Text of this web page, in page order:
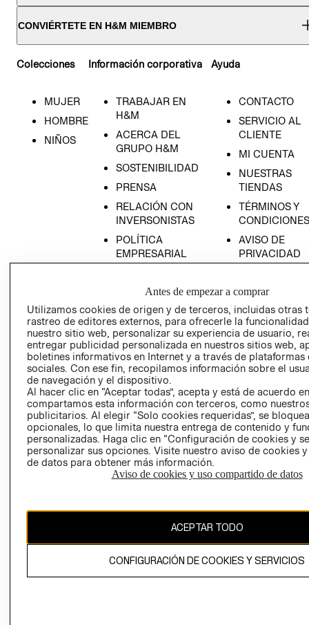
CONVIÉRTETE EN H&M MIEMBRO
Colecciones
MUJER
HOMBRE
NIÑOS
Información corporativa
TRABAJAR EN
H&M
ACERCA DEL
GRUPO H&M
SOSTENIBILIDAD
PRENSA
RELACIÓN CON
INVERSONISTAS
POLÍTICA
EMPRESARIAL
Ayuda
CONTACTO
SERVICIO AL
CLIENTE
MI CUENTA
NUESTRAS
TIENDAS
TÉRMINOS Y
CONDICIONES
AVISO DE
PRIVACIDAD
AVISO DE
COOKIES
LIBRO DE
Ecuador ($)
CAMBIAR REGIÓN
El contenido de esta página web está protegido por copyright y es
propiedad de H&M Hennes & Mauritz AB.
Antes de empezar a comprar
Utilizamos cookies de origen y de terceros, incluidas otras
rastreo de editores externos, para ofrecerle la
nuestro sitio web, personalizar su experiencia de usuario,
entregar publicidad personalizada en nuestros sitios web,
boletines informativos en Internet y a través de plataformas
sociales. Con ese fin, recopilamos información sobre el
de navegación y el dispositivo.
Al hacer clic en “Aceptar todas”, acepta y está de acuerdo
compartamos esta información con terceros, como
publicitarios. Al elegir “Solo cookies requeridas”, se
opcionales, lo que limita nuestra entrega de contenido y
personalizadas. Haga clic en “Configuración de cookies y
personalizar sus opciones. Visite nuestro aviso de cookies
de datos para obtener más información.
Aviso de cookies y uso compartido de datos
ACEPTAR TODO
CONFIGURACIÓN DE COOKIES Y SERVICIOS